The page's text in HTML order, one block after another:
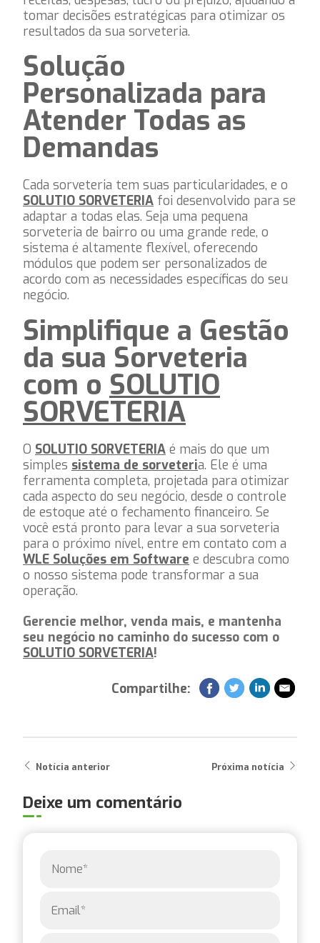
tomar decisões estratégicas para otimizar os
resultados da sua sorveteria.
Solução
Personalizada para
Atender Todas as
Demandas
Cada sorveteria tem suas particularidades, e o
SOLUTIO SORVETERIA foi desenvolvido para se
adaptar a todas elas. Seja uma pequena
sorveteria de bairro ou uma grande rede, o
sistema é altamente flexível, oferecendo
módulos que podem ser personalizados de
acordo com as necessidades específicas do seu
negócio.
Simplifique a Gestão
da sua Sorveteria
com o SOLUTIO
SORVETERIA
O SOLUTIO SORVETERIA é mais do que um
simples sistema de sorveteria. Ele é uma
ferramenta completa, projetada para otimizar
cada aspecto do seu negócio, desde o controle
de estoque até o fechamento financeiro. Se
você está pronto para levar a sua sorveteria
para o próximo nível, entre em contato com a
WLE Soluções em Software e descubra como
o nosso sistema pode transformar a sua
operação.
Gerencie melhor, venda mais, e mantenha
seu negócio no caminho do sucesso com o
SOLUTIO SORVETERIA!
Compartilhe:
Notícia anterior Próxima notícia
Deixe um comentário